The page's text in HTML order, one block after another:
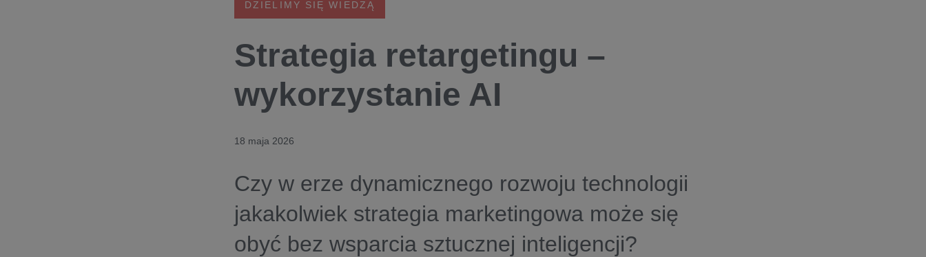
DZIELIMY SIĘ WIEDZĄ
Strategia retargetingu –
wykorzystanie AI
18 maja 2026
Czy w erze dynamicznego rozwoju technologii
jakakolwiek strategia marketingowa może się
obyć bez wsparcia sztucznej inteligencji?